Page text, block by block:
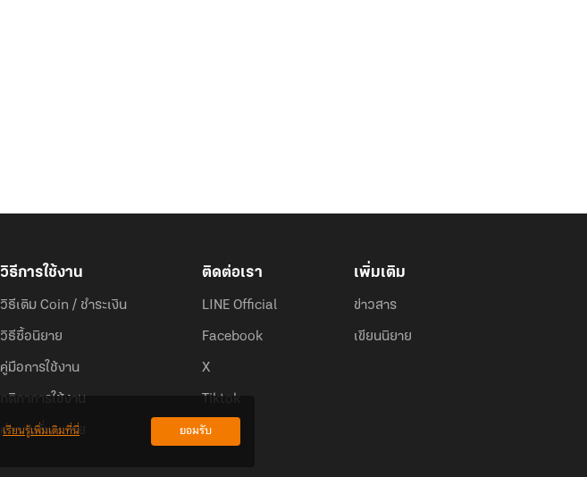
วิธีการใช้งาน
วิธีเติม Coin / ชำระเงิน
วิธีซื้อนิยาย
คู่มือการใช้งาน
กติกาการใช้งาน
คำถามที่พบบ่อย
ติดต่อเรา
LINE Official
Facebook
X
Tiktok
เพิ่มเติม
ข่าวสาร
เขียนนิยาย
เรียนรู้เพิ่มเติมที่นี่ ยอมรับ